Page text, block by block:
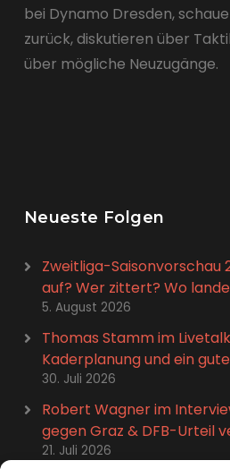
bei Dynamo Dresden,
zurück, diskutieren über
über mögliche Neuzugänge.
Neueste Folgen
Zweitliga-Saisonvorschau
auf? Wer zittert? Wo
5. August 2026
Thomas Stamm im
Kaderplanung und ein
30. Juli 2026
Robert Wagner im
gegen Graz & DFB-Urteil
21. Juli 2026